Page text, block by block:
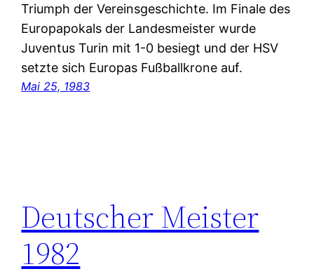
Triumph der Vereinsgeschichte. Im Finale des
Europapokals der Landesmeister wurde
Juventus Turin mit 1-0 besiegt und der HSV
setzte sich Europas Fußballkrone auf.
Mai 25, 1983
Deutscher Meister
1982